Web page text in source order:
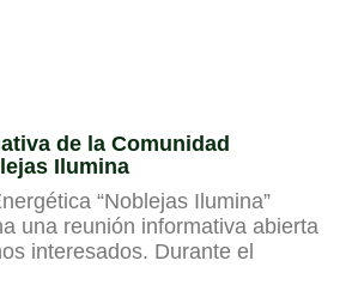
de la Comunidad
Ilumina
“Noblejas Ilumina”
una reunión informativa abierta
interesados. Durante el